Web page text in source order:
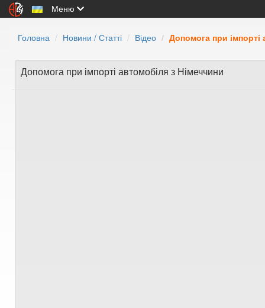
Меню
Головна Новини / Статті Відео Допомога при імпорті
Допомога при імпорті автомобіля з Німеччини